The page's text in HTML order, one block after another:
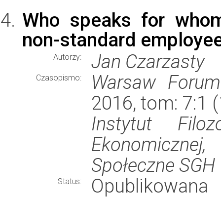
Who speaks for
non-standard
Autorzy: Jan Czarzasty
Czasopismo:
Warsaw
2016, tom: 7:1
Instytut
Społeczne SGH
Status: Opublikowana